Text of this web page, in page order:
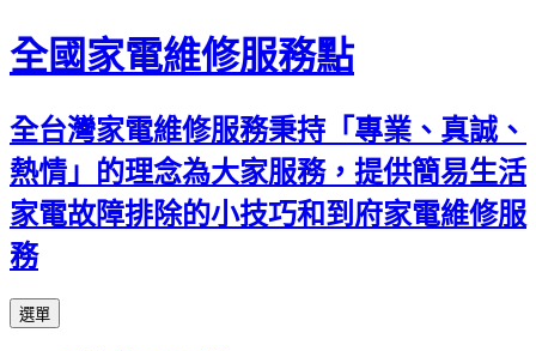
全國家電維修服務點
全台灣家電維修服務秉持「專業、真誠、
熱情」的理念為大家服務，提供簡易生活
家電故障排除的小技巧和到府家電維修服
務
選單